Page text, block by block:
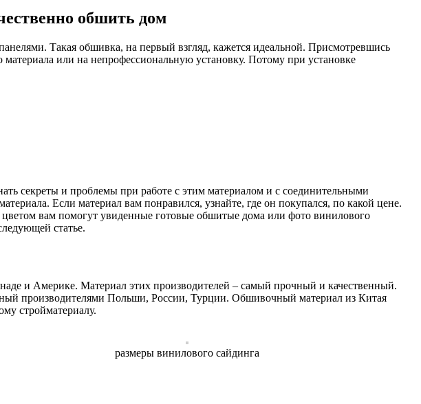
обшить дом
Такая обшивка, на первый взгляд, кажется идеальной. Присмотревшись
или на непрофессиональную установку. Потому при установке
секреты и проблемы при работе с этим материалом и с соединительными
Если материал вам понравился, узнайте, где он покупался, по какой цене.
вам помогут увиденные готовые обшитые дома или фото винилового
статье.
и Америке. Материал этих производителей – самый прочный и качественный.
производителями Польши, России, Турции. Обшивочный материал из Китая
стройматериалу.
размеры винилового сайдинга